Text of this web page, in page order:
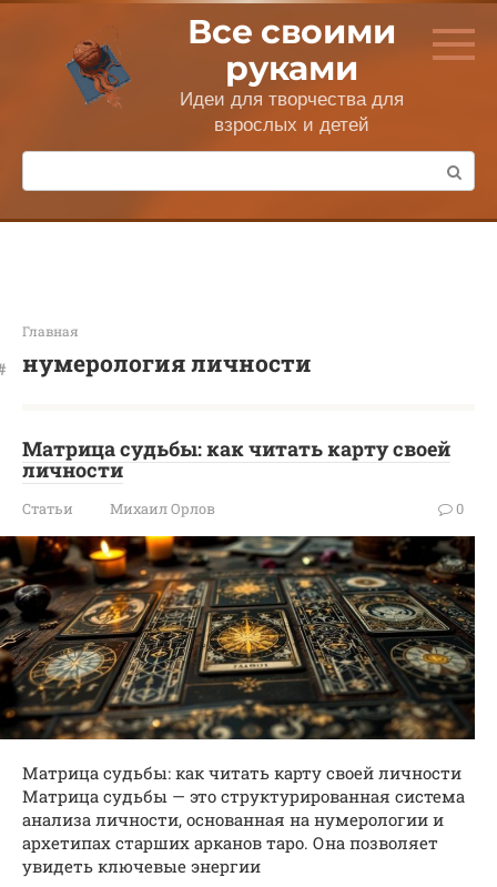
Перейти
контенту
Все своими
руками
Идеи для творчества для
взрослых и детей
Поиск:
Главная
нумерология личности
Матрица судьбы: как читать карту своей
личности
Статьи Михаил Орлов 0
Матрица судьбы: как читать карту своей личности
Матрица судьбы — это структурированная система
анализа личности, основанная на нумерологии и
архетипах старших арканов таро. Она позволяет
увидеть ключевые энергии